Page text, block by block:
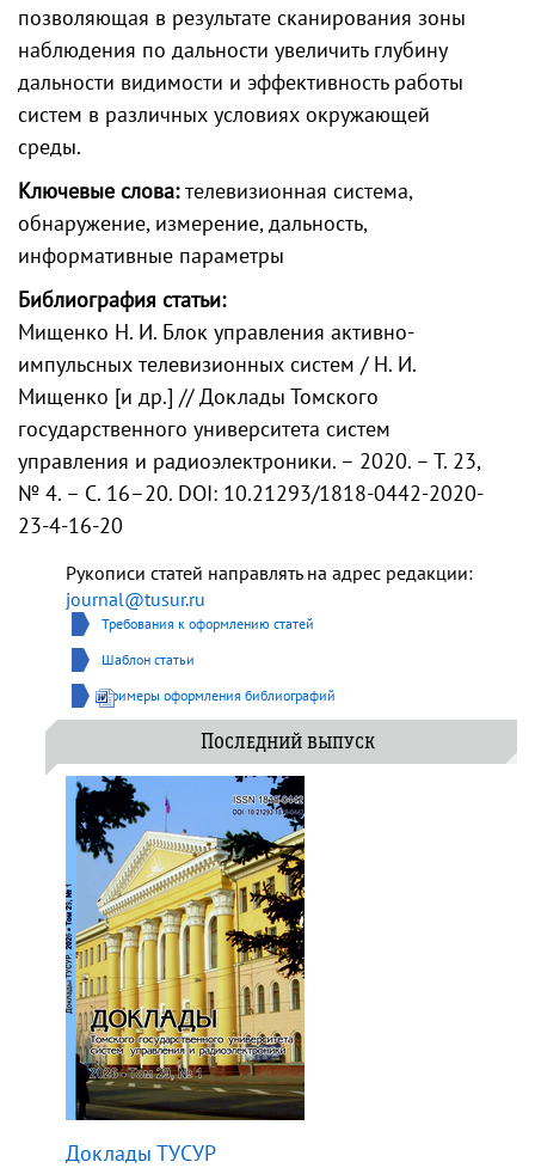
позволяющая в результате сканирования зоны
наблюдения по дальности увеличить глубину
дальности видимости и эффективность работы
систем в различных условиях окружающей
среды.
Ключевые слова:телевизионная система,
обнаружение, измерение, дальность,
информативные параметры
Библиография статьи:
Мищенко Н. И. Блок управления активно-
импульсных телевизионных систем / Н. И.
Мищенко [и др.] // Доклады Томского
государственного университета систем
управления и радиоэлектроники. – 2020. – Т. 23,
№ 4. – С. 16–20. DOI: 10.21293/1818-0442-2020-
23-4-16-20
Рукописи статей направлять на адрес редакции:
journal@tusur.ru
Требования к оформлению статей
Шаблон статьи
Примеры оформления библиографий
Последний выпуск
Доклады ТУСУР